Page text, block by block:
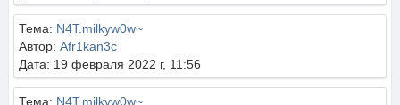
Тема: N4T.milkyw0w~
Автор: Afr1kan3c
Дата: 19 февраля 2022 г, 11:56
Тема: N4T.milkyw0w~